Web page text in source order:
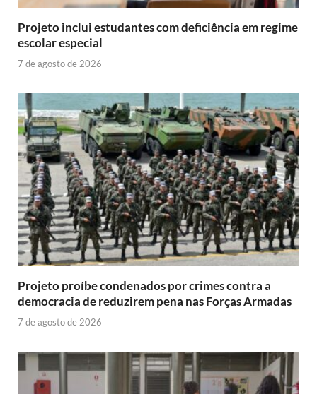
Projeto inclui estudantes com deficiência em regime
escolar especial
7 de agosto de 2026
Projeto proíbe condenados por crimes contra a
democracia de reduzirem pena nas Forças Armadas
7 de agosto de 2026